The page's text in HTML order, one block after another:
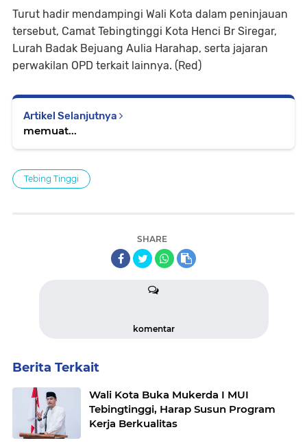
Turut hadir mendampingi Wali Kota dalam peninjauan
tersebut, Camat Tebingtinggi Kota Henci Br Siregar,
Lurah Badak Bejuang Aulia Harahap, serta jajaran
perwakilan OPD terkait lainnya. (Red)
Artikel Selanjutnya
memuat...
Tebing Tinggi
SHARE
komentar
Berita Terkait
Wali Kota Buka Mukerda I MUI
Tebingtinggi, Harap Susun Program
Kerja Berkualitas